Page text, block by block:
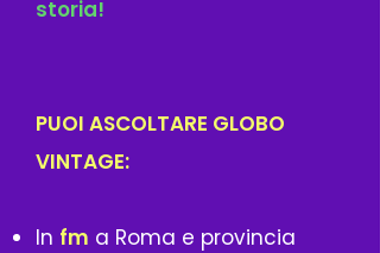
storia!
PUOI ASCOLTARE GLOBO
VINTAGE:
In fm a Roma e provincia